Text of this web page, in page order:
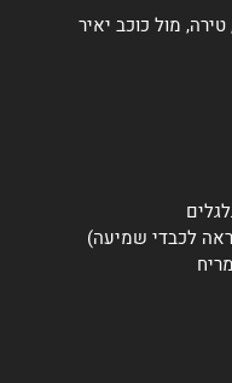
לכבדי שמיעה)